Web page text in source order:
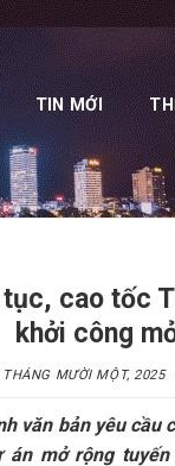
TIN MỚI
cao tốc
khởi công
THÁNG MƯỜI MỘT, 2025
văn bản yêu
mở rộng